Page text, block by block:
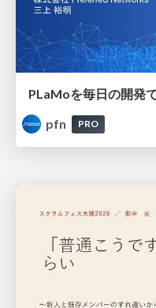
PLaMoを毎日の開発
pfn
PRO